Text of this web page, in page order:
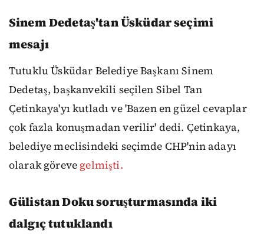
Sinem Dedetaş'tan Üsküdar seçimi
mesajı
Tutuklu Üsküdar Belediye Başkanı Sinem
Dedetaş, başkanvekili seçilen Sibel Tan
Çetinkaya'yı kutladı ve 'Bazen en güzel cevaplar
çok fazla konuşmadan verilir' dedi. Çetinkaya,
belediye meclisindeki seçimde CHP'nin adayı
olarak göreve gelmişti.
Gülistan Doku soruşturmasında iki
dalgıç tutuklandı